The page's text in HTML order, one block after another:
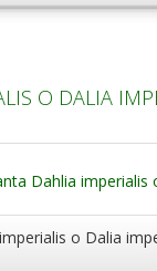
O DALIA
o Dalia